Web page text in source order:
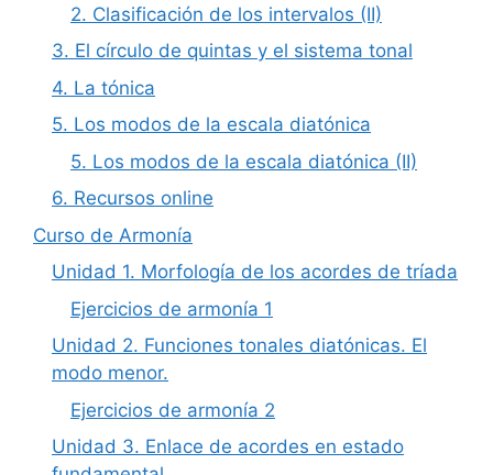
2. Clasificación de los intervalos (II)
3. El círculo de quintas y el sistema tonal
4. La tónica
5. Los modos de la escala diatónica
5. Los modos de la escala diatónica (II)
6. Recursos online
Curso de Armonía
Unidad 1. Morfología de los acordes de tríada
Ejercicios de armonía 1
Unidad 2. Funciones tonales diatónicas. El
modo menor.
Ejercicios de armonía 2
Unidad 3. Enlace de acordes en estado